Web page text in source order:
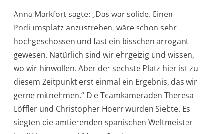
Anna Markfort sagte: „Das war solide. Einen
Podiumsplatz anzustreben, wäre schon sehr
hochgeschossen und fast ein bisschen arrogant
gewesen. Natürlich sind wir ehrgeizig und wissen,
wo wir hinwollen. Aber der sechste Platz hier ist zu
diesem Zeitpunkt erst einmal ein Ergebnis, das wir
gerne mitnehmen.“ Die Teamkameraden Theresa
Löffler und Christopher Hoerr wurden Siebte. Es
siegten die amtierenden spanischen Weltmeister